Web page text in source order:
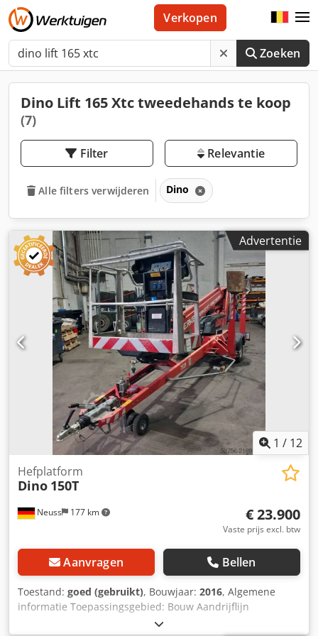
Zoeken
Verkopen
Dino Lift 165 Xtc tweedehands te koop
(7)
Filter Relevantie
Alle filters verwijderen Dino
Advertentie
1 / 12
Neuss 177 km
Hefplatform
Dino 150T
€ 23.900
Vaste prijs excl. btw
Aanvragen Bellen
Toestand: goed (gebruikt), Bouwjaar: 2016, Algemene
informatie Toepassingsgebied: Bouw Aandrijflijn
Brandstoftype: Elektrisch Gewichten Leeggewicht: 1.620 kg